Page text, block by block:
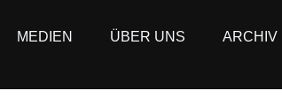
MEDIEN ÜBER UNS ARCHIV